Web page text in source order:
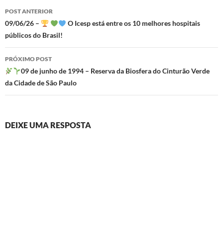
Navegação
de
posts
POST ANTERIOR
09/06/26 –
O Icesp está entre os 10 melhores hospitais
públicos do Brasil!
PRÓXIMO POST
09 de junho de 1994 – Reserva da Biosfera do Cinturão Verde
da Cidade de São Paulo
DEIXE UMA RESPOSTA